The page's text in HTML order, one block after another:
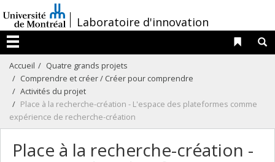
au
contenu
/Laboratoire d'innovation
Menu
Liens
Accueil
Quatre grands projets
Comprendre et créer / Créer pour comprendre
Activités du projet
Place à la recherche-création - L'espace des plateformes comme
expérience de recherche-création
Place à la recherche-création -